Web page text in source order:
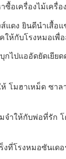
อเครื่องไม้เครื่อ
ง ยินดีนำเสื้อแ
ห้กับโรงหมอเพื่
ไปแออัดยัดเยีย
โมฮาเหม็ด ซา
ำให้กับพ่อที่รัก โ
งที่โรงหมอซันเด